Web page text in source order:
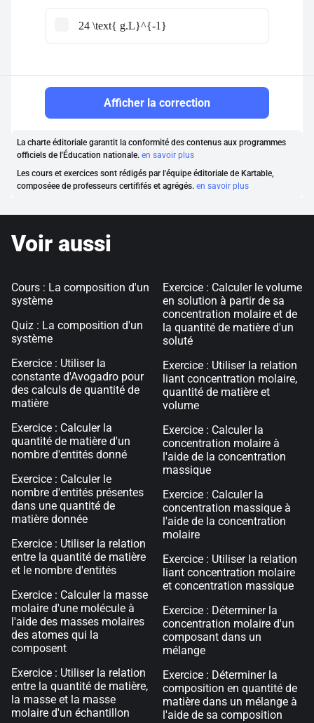
24 \text{ g.L}^{-1}
Afficher la correction
La charte éditoriale garantit la conformité des contenus aux programmes
officiels de l'Éducation nationale. en savoir plus
Les cours et exercices sont rédigés par l'équipe éditoriale de Kartable,
composéee de professeurs certififés et agrégés. en savoir plus
Voir aussi
Cours : La composition d'un
système
Quiz : La composition d'un
système
Exercice : Utiliser la
constante d'Avogadro pour
des calculs de quantité de
matière
Exercice : Calculer la
quantité de matière d'un
nombre d'entités donné
Exercice : Calculer le
nombre d'entités présentes
dans une quantité de
matière donnée
Exercice : Utiliser la relation
entre la quantité de matière
et le nombre d'entités
Exercice : Calculer la masse
molaire d'une molécule à
l'aide des masses molaires
des atomes qui la
composent
Exercice : Utiliser la relation
entre la quantité de matière,
la masse et la masse
molaire d'un échantillon
Exercice : Calculer le volume
en solution à partir de sa
concentration molaire et de
la quantité de matière d'un
soluté
Exercice : Utiliser la relation
liant concentration molaire,
quantité de matière et
volume
Exercice : Calculer la
concentration molaire à
l'aide de la concentration
massique
Exercice : Calculer la
concentration massique à
l'aide de la concentration
molaire
Exercice : Utiliser la relation
liant concentration molaire
et concentration massique
Exercice : Déterminer la
concentration molaire d'un
composant dans un
mélange
Exercice : Déterminer la
composition en quantité de
matière dans un mélange à
l'aide de sa composition